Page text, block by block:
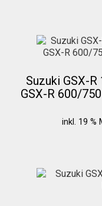
Suzuki GSX-
GSX-R 600/
inkl. 19 %